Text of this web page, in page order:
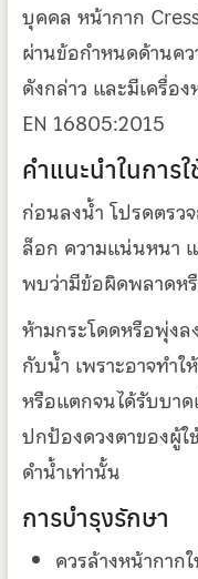
บุคคล หน้ากาก
ผ่านข้อกำหนดด้านค
ดังกล่าว และมีเครื่อ
EN 16805:2015
คำแนะนำในการใ
ก่อนลงน้ำ โปรดตรว
ล็อก ความแน่นหนา
พบว่ามีข้อผิดพลาดหรื
ห้ามกระโดดหรือพุ่งล
กับน้ำ เพราะอาจทำ
หรือแตกจนได้รับบา
ปกป้องดวงตาของผู้
ดำน้ำเท่านั้น
การบำรุงรักษา
ควรล้างหน้ากาก